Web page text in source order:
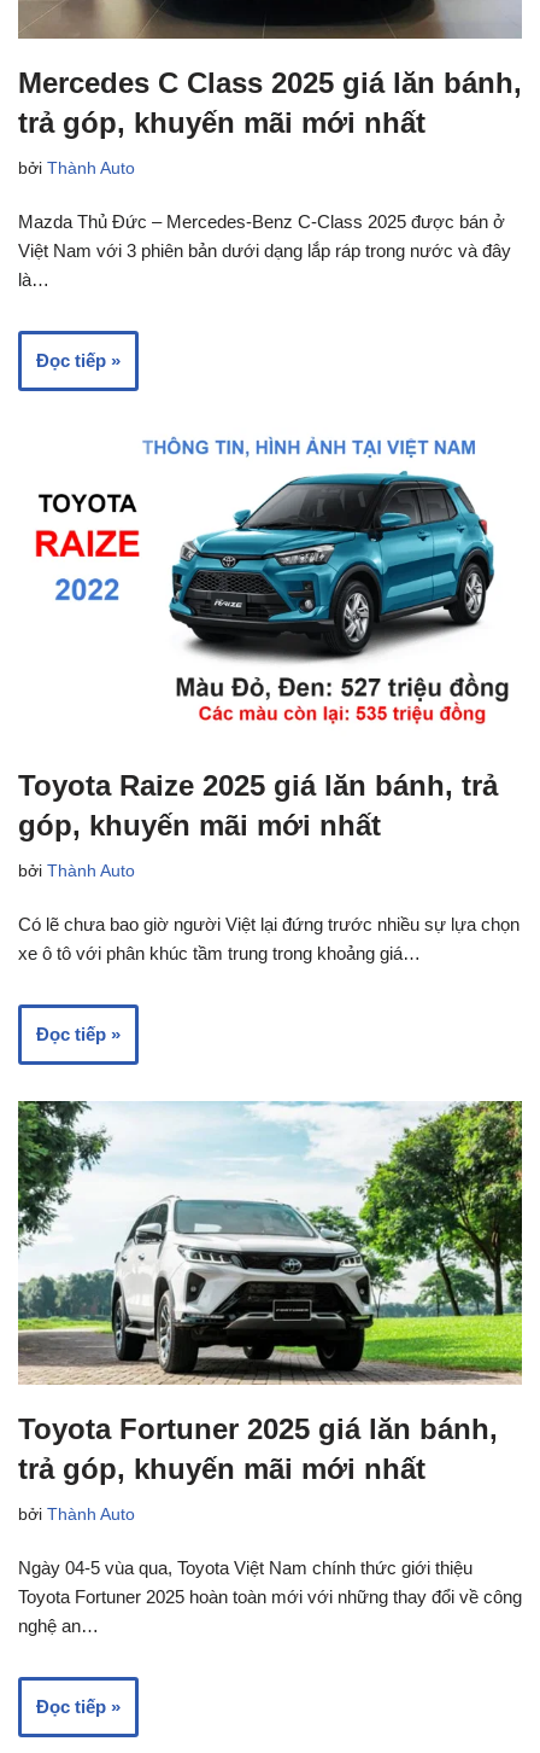
Mercedes C Class 2025 giá lăn bánh,
trả góp, khuyến mãi mới nhất
bởi Thành Auto
Mazda Thủ Đức – Mercedes-Benz C-Class 2025 được bán ở
Việt Nam với 3 phiên bản dưới dạng lắp ráp trong nước và đây
là…
Đọc tiếp »
Toyota Raize 2025 giá lăn bánh, trả
góp, khuyến mãi mới nhất
bởi Thành Auto
Có lẽ chưa bao giờ người Việt lại đứng trước nhiều sự lựa chọn
xe ô tô với phân khúc tầm trung trong khoảng giá…
Đọc tiếp »
Toyota Fortuner 2025 giá lăn bánh,
trả góp, khuyến mãi mới nhất
bởi Thành Auto
Ngày 04-5 vùa qua, Toyota Việt Nam chính thức giới thiệu
Toyota Fortuner 2025 hoàn toàn mới với những thay đổi về công
nghệ an…
Đọc tiếp »